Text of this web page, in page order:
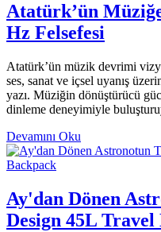
Atatürk’ün
Hz Felsefesi
Atatürk’ün müzik devrimi
ses, sanat ve içsel uyanış
yazı. Müziğin dönüştürücü
dinleme deneyimiyle
Devamını Oku
Ay'dan Dönen
Design 45L Travel